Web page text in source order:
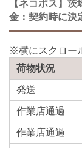
【ネコポス】
金：契約時に決
荷物状況
発送
作業店通過
作業店通過